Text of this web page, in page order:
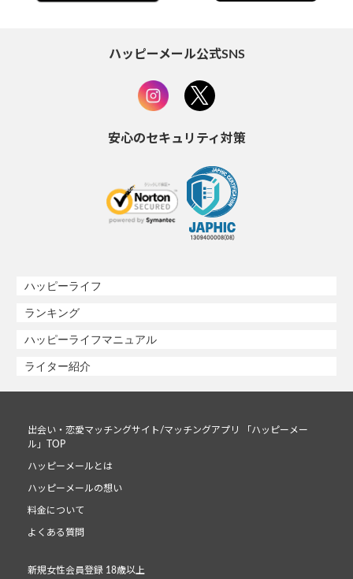
ハッピーメール公式SNS
安心のセキュリティ対策
ハッピーライフ
ランキング
ハッピーライフマニュアル
ライター紹介
出会い・恋愛マッチングサイト/マッチングアプリ 「ハッピーメー
ル」TOP
ハッピーメールとは
ハッピーメールの想い
料金について
よくある質問
新規女性会員登録 18歳以上